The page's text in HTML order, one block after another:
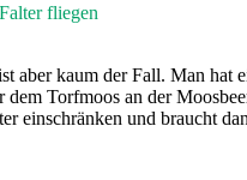
fliegen
kaum der Fall. Man hat
Torfmoos an der
einschränken und braucht